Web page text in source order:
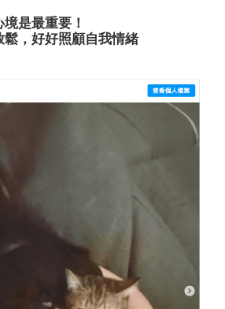
是最重要！
鬆，好好照顧自我情緒